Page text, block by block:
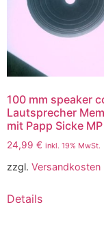
100 mm speaker
Lautsprecher
mit Papp Sicke
24,99 € inkl. 19% MwSt.
zzgl. Versandkosten
Details